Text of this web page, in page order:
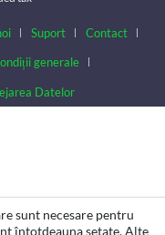
Suport
Contact
generale
Datelor
sunt necesare pentru
întotdeauna setate. Alte